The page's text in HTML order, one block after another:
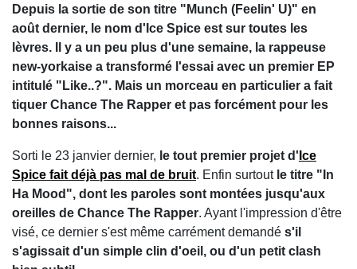
Depuis la sortie de son titre "Munch (Feelin' U)" en
août dernier, le nom d'Ice Spice est sur toutes les
lèvres. Il y a un peu plus d'une semaine, la rappeuse
new-yorkaise a transformé l'essai avec un premier EP
intitulé "Like..?". Mais un morceau en particulier a fait
tiquer Chance The Rapper et pas forcément pour les
bonnes raisons...
Sorti le 23 janvier dernier, le tout premier projet d' Ice
Spice fait déjà pas mal de bruit. Enfin surtout le titre "In
Ha Mood", dont les paroles sont montées jusqu'aux
oreilles de Chance The Rapper. Ayant l'impression d'être
visé, ce dernier s'est même carrément demandé s'il
s'agissait d'un simple clin d'oeil, ou d'un petit clash